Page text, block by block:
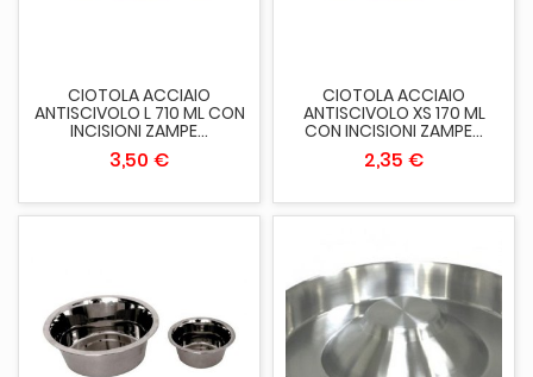
CIOTOLA ACCIAIO
ANTISCIVOLO L 710 ML CON
INCISIONI ZAMPE...
3,50 €
CIOTOLA ACCIAIO
ANTISCIVOLO XS 170 ML
CON INCISIONI ZAMPE...
2,35 €